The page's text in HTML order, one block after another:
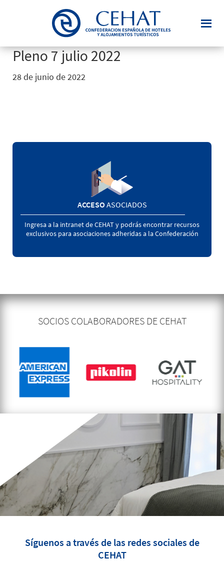
principal
Pleno 7 julio 2022
28 de junio de 2022
ACCESO ASOCIADOS
Ingresa a la intranet de CEHAT y podrás encontrar recursos
exclusivos para asociaciones adheridas a la Confederación
SOCIOS COLABORADORES DE CEHAT
Síguenos a través de las redes sociales de
CEHAT